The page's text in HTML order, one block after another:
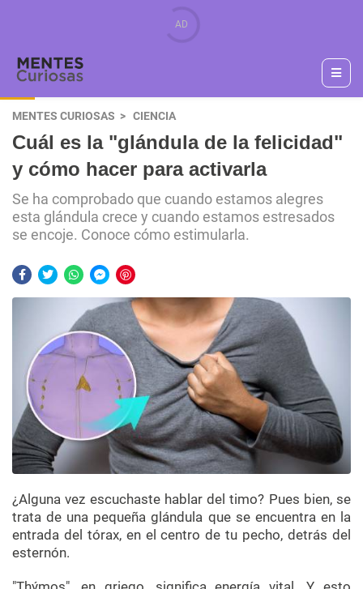
MENTES CURIOSAS CIENCIA
Cuál es la "glándula de la felicidad"
y cómo hacer para activarla
Se ha comprobado que cuando estamos alegres
esta glándula crece y cuando estamos estresados
se encoje. Conoce cómo estimularla.
¿Alguna vez escuchaste hablar del timo? Pues bien, se
trata de una pequeña glándula que se encuentra en la
entrada del tórax, en el centro de tu pecho, detrás del
esternón.